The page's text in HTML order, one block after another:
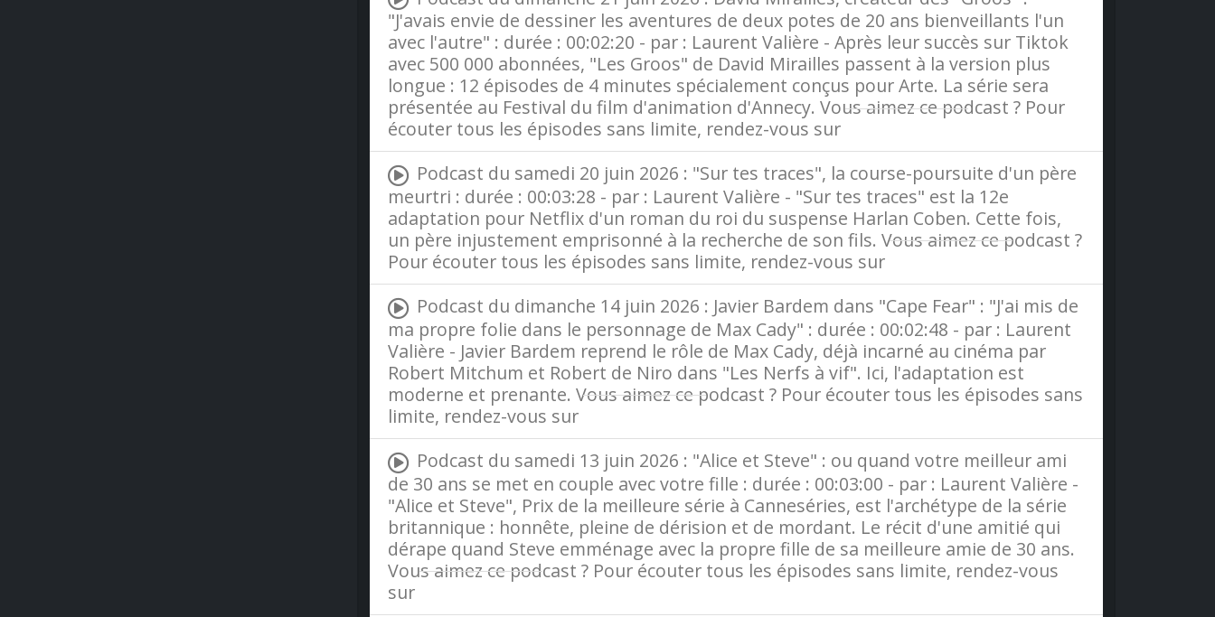
"J'avais envie de dessiner les aventures de deux potes de 20 ans bienveillants l'un
avec l'autre" : durée : 00:02:20 - par : Laurent Valière - Après leur succès sur Tiktok
avec 500 000 abonnées, "Les Groos" de David Mirailles passent à la version plus
longue : 12 épisodes de 4 minutes spécialement conçus pour Arte. La série sera
présentée au Festival du film d'animation d'Annecy. Vous aimez ce podcast ? Pour
écouter tous les épisodes sans limite, rendez-vous sur
Podcast du samedi 20 juin 2026 : "Sur tes traces", la course-poursuite d'un père
meurtri : durée : 00:03:28 - par : Laurent Valière - "Sur tes traces" est la 12e
adaptation pour Netflix d'un roman du roi du suspense Harlan Coben. Cette fois,
un père injustement emprisonné à la recherche de son fils. Vous aimez ce podcast ?
Pour écouter tous les épisodes sans limite, rendez-vous sur
Podcast du dimanche 14 juin 2026 : Javier Bardem dans "Cape Fear" : "J'ai mis de
ma propre folie dans le personnage de Max Cady" : durée : 00:02:48 - par : Laurent
Valière - Javier Bardem reprend le rôle de Max Cady, déjà incarné au cinéma par
Robert Mitchum et Robert de Niro dans "Les Nerfs à vif". Ici, l'adaptation est
moderne et prenante. Vous aimez ce podcast ? Pour écouter tous les épisodes sans
limite, rendez-vous sur
Podcast du samedi 13 juin 2026 : "Alice et Steve" : ou quand votre meilleur ami
de 30 ans se met en couple avec votre fille : durée : 00:03:00 - par : Laurent Valière -
"Alice et Steve", Prix de la meilleure série à Canneséries, est l'archétype de la série
britannique : honnête, pleine de dérision et de mordant. Le récit d'une amitié qui
dérape quand Steve emménage avec la propre fille de sa meilleure amie de 30 ans.
Vous aimez ce podcast ? Pour écouter tous les épisodes sans limite, rendez-vous
sur